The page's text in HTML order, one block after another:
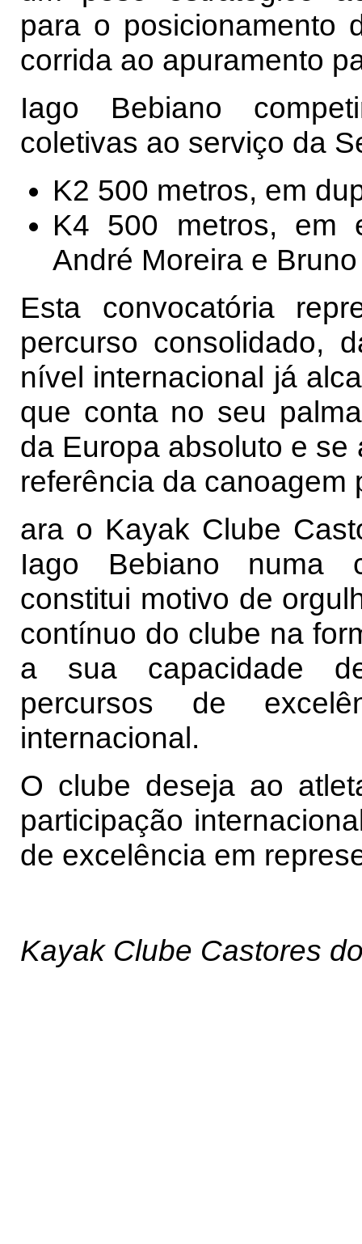
para o posicionamento
corrida ao apuramento
Iago Bebiano
coletivas ao serviço da
K2 500 metros, em
K4 500 metros, em
André Moreira e
Esta convocatória
percurso consolidado,
nível internacional já
que conta no seu
da Europa absoluto e
referência da canoagem
ara o Kayak Clube
Iago Bebiano numa
constitui motivo de
contínuo do clube na
a sua capacidade
percursos de
internacional.
O clube deseja ao
participação
de excelência em
Kayak Clube Castores